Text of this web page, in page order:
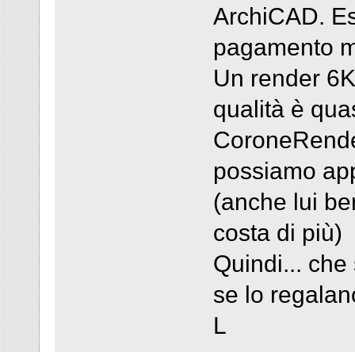
ArchiCAD.
pagamento
Un render
qualità è
possiamo
(anche lui
costa di più)
Quindi...
se lo
L